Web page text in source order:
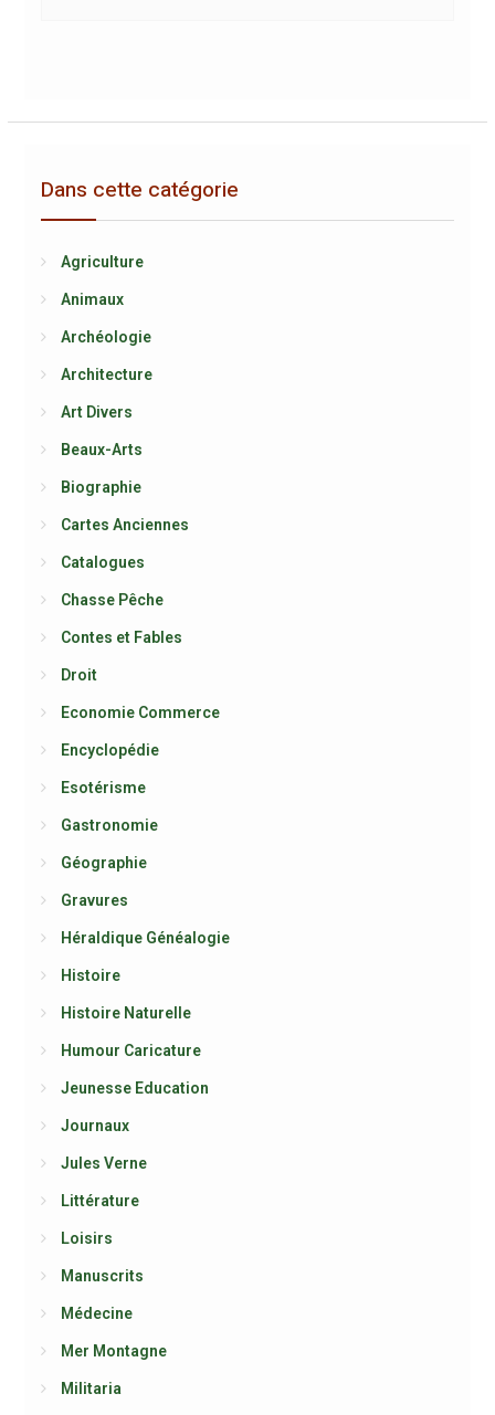
Dans cette catégorie
Agriculture
Animaux
Archéologie
Architecture
Art Divers
Beaux-Arts
Biographie
Cartes Anciennes
Catalogues
Chasse Pêche
Contes et Fables
Droit
Economie Commerce
Encyclopédie
Esotérisme
Gastronomie
Géographie
Gravures
Héraldique Généalogie
Histoire
Histoire Naturelle
Humour Caricature
Jeunesse Education
Journaux
Jules Verne
Littérature
Loisirs
Manuscrits
Médecine
Mer Montagne
Militaria